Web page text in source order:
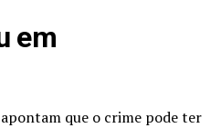
em
que o crime pode ter